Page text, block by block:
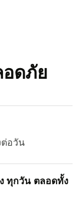
อดภัย
อวัน
ทุกวัน ตลอดทั้ง